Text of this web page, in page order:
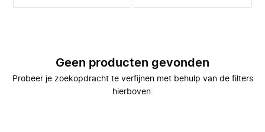
Geen producten gevonden
Probeer je zoekopdracht te verfijnen met behulp van de filters
hierboven.